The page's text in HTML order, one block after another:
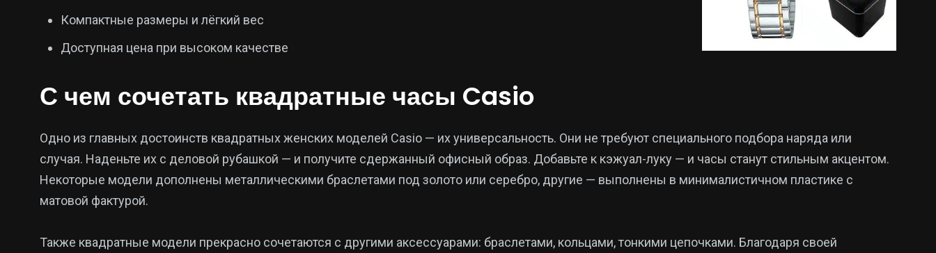
Компактные размеры и лёгкий вес
Доступная цена при высоком качестве
С чем сочетать квадратные часы Casio
Одно из главных достоинств квадратных женских моделей Casio — их универсальность. Они не требуют специального подбора наряда или
случая. Наденьте их с деловой рубашкой — и получите сдержанный офисный образ. Добавьте к кэжуал-луку — и часы станут стильным акцентом.
Некоторые модели дополнены металлическими браслетами под золото или серебро, другие — выполнены в минималистичном пластике с
матовой фактурой.
Также квадратные модели прекрасно сочетаются с другими аксессуарами: браслетами, кольцами, тонкими цепочками. Благодаря своей